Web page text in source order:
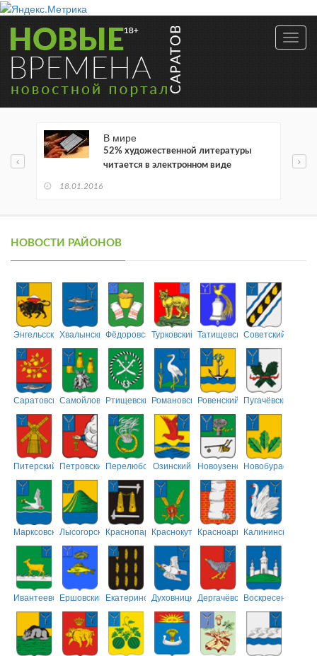
В мире
52% художественной литературы
читается в электронном виде
18.01.2016
НОВОСТИ РАЙОНОВ
ЭнгельсскийХвалынскийФёдоровскийТурковский ТатищевскийСоветский
СаратовскийСамойловскийРтищевскийРомановскийРовенский Пугачёвский
Питерский ПетровскийПерелюбскийОзинский НовоузенскийНовобурасский
МарксовскийЛысогорскийКраснопартизанский
КраснокутскийКрасноармейский
Калининский
ИвантеевскийЕршовский ЕкатериновскийДуховницкийДергачёвскийВоскресенский